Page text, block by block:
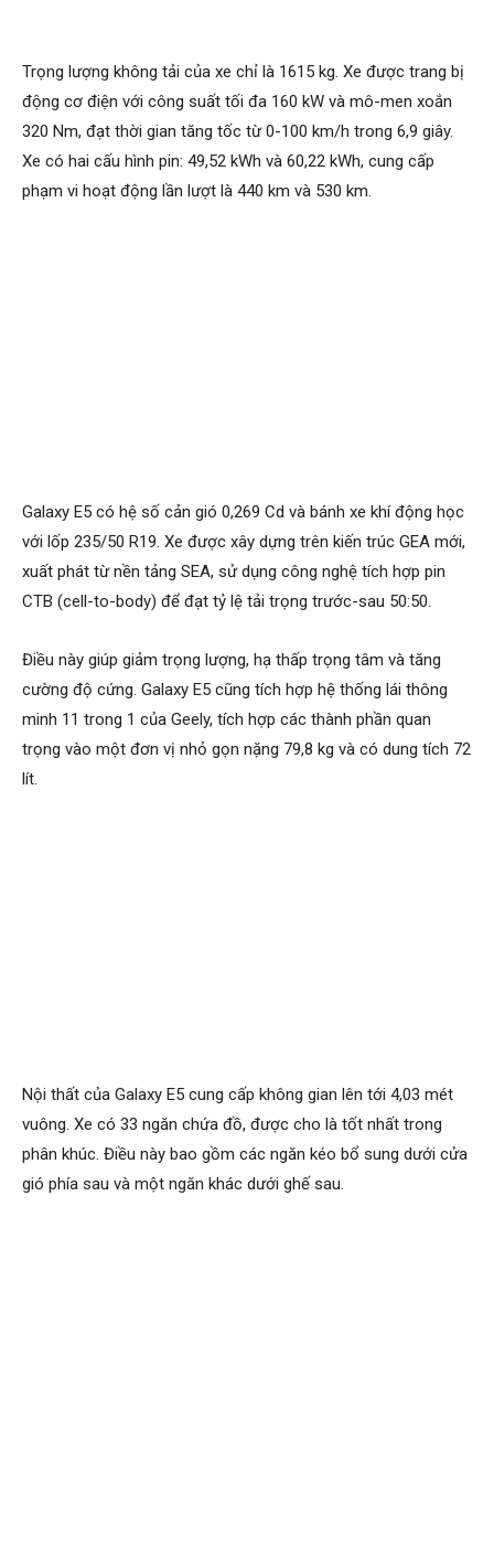
Trọng lượng không tải của xe chỉ là 1615 kg. Xe được trang bị
động cơ điện với công suất tối đa 160 kW và mô-men xoắn
320 Nm, đạt thời gian tăng tốc từ 0-100 km/h trong 6,9 giây.
Xe có hai cấu hình pin: 49,52 kWh và 60,22 kWh, cung cấp
phạm vi hoạt động lần lượt là 440 km và 530 km.
Galaxy E5 có hệ số cản gió 0,269 Cd và bánh xe khí động học
với lốp 235/50 R19. Xe được xây dựng trên kiến trúc GEA mới,
xuất phát từ nền tảng SEA, sử dụng công nghệ tích hợp pin
CTB (cell-to-body) để đạt tỷ lệ tải trọng trước-sau 50:50.
Điều này giúp giảm trọng lượng, hạ thấp trọng tâm và tăng
cường độ cứng. Galaxy E5 cũng tích hợp hệ thống lái thông
minh 11 trong 1 của Geely, tích hợp các thành phần quan
trọng vào một đơn vị nhỏ gọn nặng 79,8 kg và có dung tích 72
lít.
Nội thất của Galaxy E5 cung cấp không gian lên tới 4,03 mét
vuông. Xe có 33 ngăn chứa đồ, được cho là tốt nhất trong
phân khúc. Điều này bao gồm các ngăn kéo bổ sung dưới cửa
gió phía sau và một ngăn khác dưới ghế sau.